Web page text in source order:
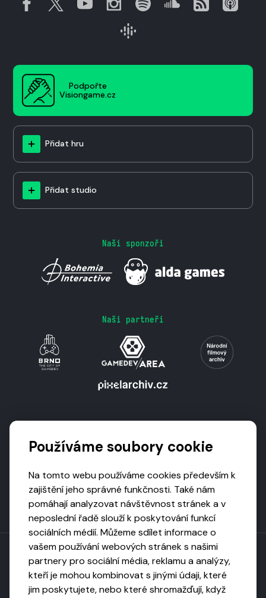
Podpořte
Visiongame.cz
Přidat hru
Přidat studio
Naši sponzoři
Naši partneři
Toto dílo podléhá licenci CC BY-NC-ND
Používáme soubory cookie
Na tomto webu používáme cookies především k
zajištění jeho správné funkčnosti. Také nám
pomáhají analyzovat návštěvnost stránek a v
neposlední řadě slouží k poskytování funkcí
sociálních médií. Můžeme sdílet informace o
vašem používání webových stránek s našimi
partnery pro sociální média, reklamu a analýzy,
kteří je mohou kombinovat s jinými údaji, které
jim poskytujete, nebo které shromažďují, když